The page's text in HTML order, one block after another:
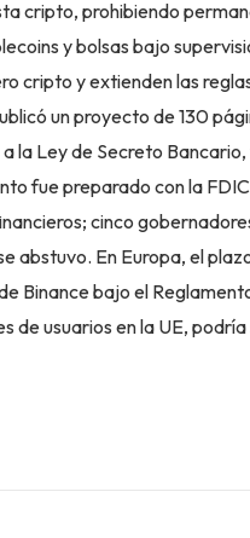
cripto, prohibiendo
y bolsas bajo
cripto y extienden las
un proyecto de 130
la Ley de Secreto
fue preparado con la
cinco
abstuvo. En Europa, el
Binance bajo el
de usuarios en la UE,